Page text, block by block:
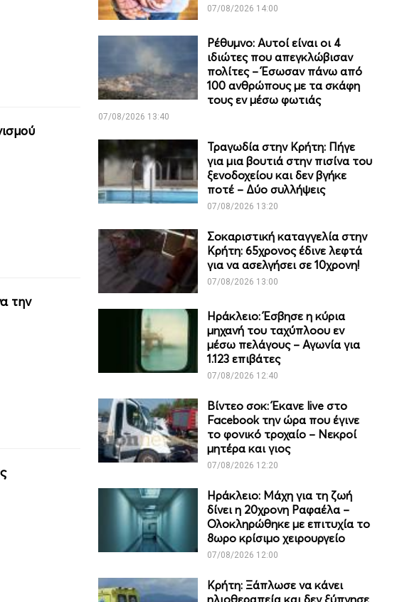
την
07/08/2026 14:00
Ρέθυμνο: Αυτοί είναι οι 4
ιδιώτες που απεγκλώβισαν
πολίτες – Έσωσαν πάνω από
100 ανθρώπους με τα σκάφη
τους εν μέσω φωτιάς
07/08/2026 13:40
Τραγωδία στην Κρήτη: Πήγε
για μια βουτιά στην πισίνα του
ξενοδοχείου και δεν βγήκε
ποτέ – Δύο συλλήψεις
07/08/2026 13:20
Σοκαριστική καταγγελία στην
Κρήτη: 65χρονος έδινε λεφτά
για να ασελγήσει σε 10χρονη!
07/08/2026 13:00
Ηράκλειο: Έσβησε η κύρια
μηχανή του ταχύπλοου εν
μέσω πελάγους – Αγωνία για
1.123 επιβάτες
07/08/2026 12:40
Βίντεο σοκ: Έκανε live στο
Facebook την ώρα που έγινε
το φονικό τροχαίο – Νεκροί
μητέρα και γιος
07/08/2026 12:20
Ηράκλειο: Μάχη για τη ζωή
δίνει η 20χρονη Ραφαέλα –
Ολοκληρώθηκε με επιτυχία το
8ωρο κρίσιμο χειρουργείο
07/08/2026 12:00
Κρήτη: Ξάπλωσε να κάνει